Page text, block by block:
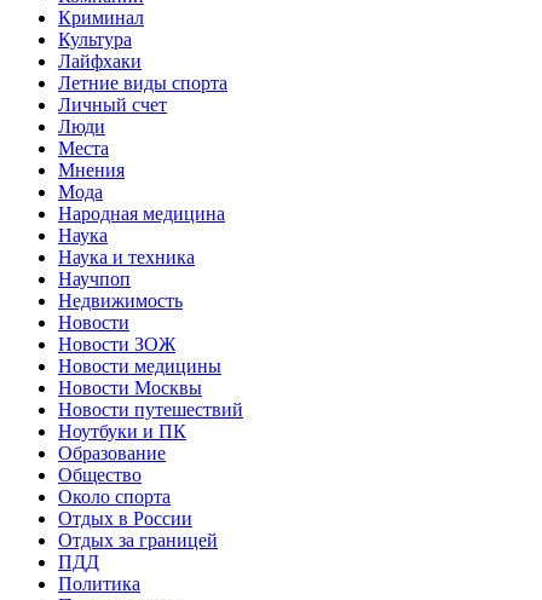
Криминал
Культура
Лайфхаки
Летние виды спорта
Личный счет
Люди
Места
Мнения
Мода
Народная медицина
Наука
Наука и техника
Научпоп
Недвижимость
Новости
Новости ЗОЖ
Новости медицины
Новости Москвы
Новости путешествий
Ноутбуки и ПК
Образование
Общество
Около спорта
Отдых в России
Отдых за границей
ПДД
Политика